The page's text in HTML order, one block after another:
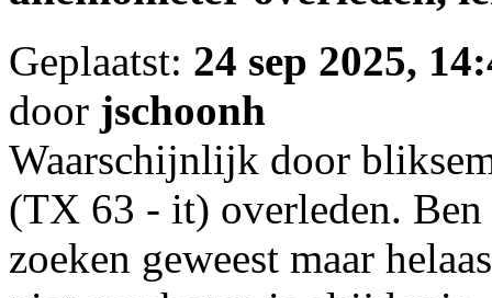
Geplaatst: 24 sep 2025,
door jschoonh
Waarschijnlijk door
(TX 63 - it) overleden.
zoeken geweest maar